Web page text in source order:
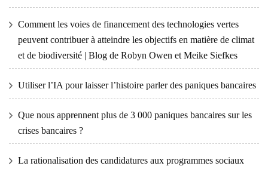
Comment les voies de financement des technologies vertes
peuvent contribuer à atteindre les objectifs en matière de climat
et de biodiversité | Blog de Robyn Owen et Meike Siefkes
Utiliser l’IA pour laisser l’histoire parler des paniques bancaires
Que nous apprennent plus de 3 000 paniques bancaires sur les
crises bancaires ?
La rationalisation des candidatures aux programmes sociaux